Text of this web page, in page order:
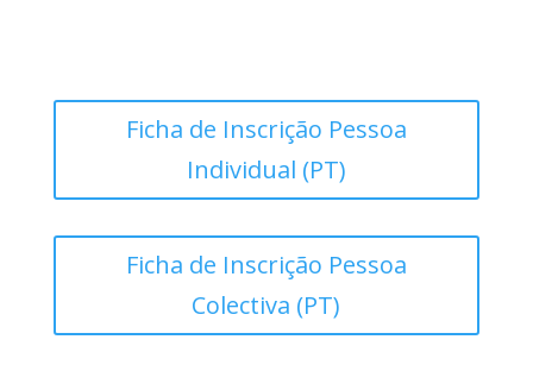
Ficha de Inscrição Pessoa
Individual (PT)
Ficha de Inscrição Pessoa
Colectiva (PT)